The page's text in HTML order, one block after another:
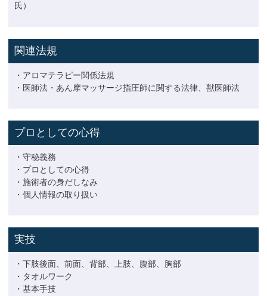
氏）
関連法規
・アロマテラピー関係法規
・医師法・あん摩マッサージ指圧師に関する法律、獣医師法
プロとしての心得
・守秘義務
・プロとしての心得
・施術者の身だしなみ
・個人情報の取り扱い
実技
・下肢後面、前面、背部、上肢、腹部、胸部
・タオルワーク
・基本手技